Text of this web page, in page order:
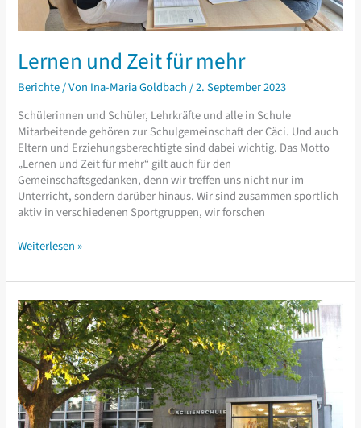
Lernen und Zeit für mehr
Berichte/ Von Ina-Maria Goldbach/2. September 2023
Schülerinnen und Schüler, Lehrkräfte und alle in Schule
Mitarbeitende gehören zur Schulgemeinschaft der Cäci. Und auch
Eltern und Erziehungsberechtigte sind dabei wichtig. Das Motto
„Lernen und Zeit für mehr“ gilt auch für den
Gemeinschaftsgedanken, denn wir treffen uns nicht nur im
Unterricht, sondern darüber hinaus. Wir sind zusammen sportlich
aktiv in verschiedenen Sportgruppen, wir forschen
Lernen
Zeit
mehr
Weiterlesen »